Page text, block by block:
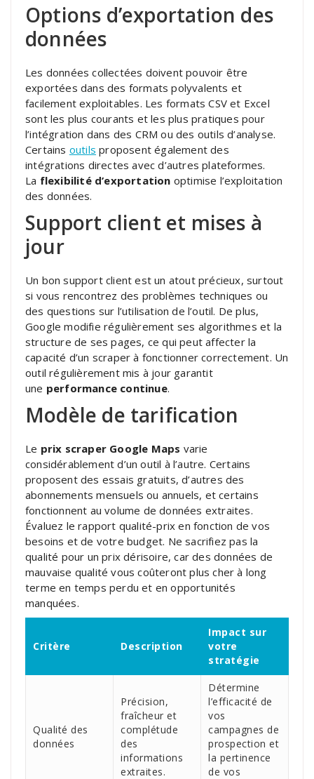
Options d’exportation des
données
Les données collectées doivent pouvoir être
exportées dans des formats polyvalents et
facilement exploitables. Les formats CSV et Excel
sont les plus courants et les plus pratiques pour
l’intégration dans des CRM ou des outils d’analyse.
Certains outils proposent également des
intégrations directes avec d’autres plateformes.
La flexibilité d’exportation optimise l’exploitation
des données.
Support client et mises à
jour
Un bon support client est un atout précieux, surtout
si vous rencontrez des problèmes techniques ou
des questions sur l’utilisation de l’outil. De plus,
Google modifie régulièrement ses algorithmes et la
structure de ses pages, ce qui peut affecter la
capacité d’un scraper à fonctionner correctement. Un
outil régulièrement mis à jour garantit
une performance continue.
Modèle de tarification
Le prix scraper Google Maps varie
considérablement d’un outil à l’autre. Certains
proposent des essais gratuits, d’autres des
abonnements mensuels ou annuels, et certains
fonctionnent au volume de données extraites.
Évaluez le rapport qualité-prix en fonction de vos
besoins et de votre budget. Ne sacrifiez pas la
qualité pour un prix dérisoire, car des données de
mauvaise qualité vous coûteront plus cher à long
terme en temps perdu et en opportunités
manquées.
Critère Description
Impact sur
votre
stratégie
Qualité des
données
Précision,
fraîcheur et
complétude
des
informations
extraites.
Détermine
l’efficacité de
vos
campagnes de
prospection et
la pertinence
de vos